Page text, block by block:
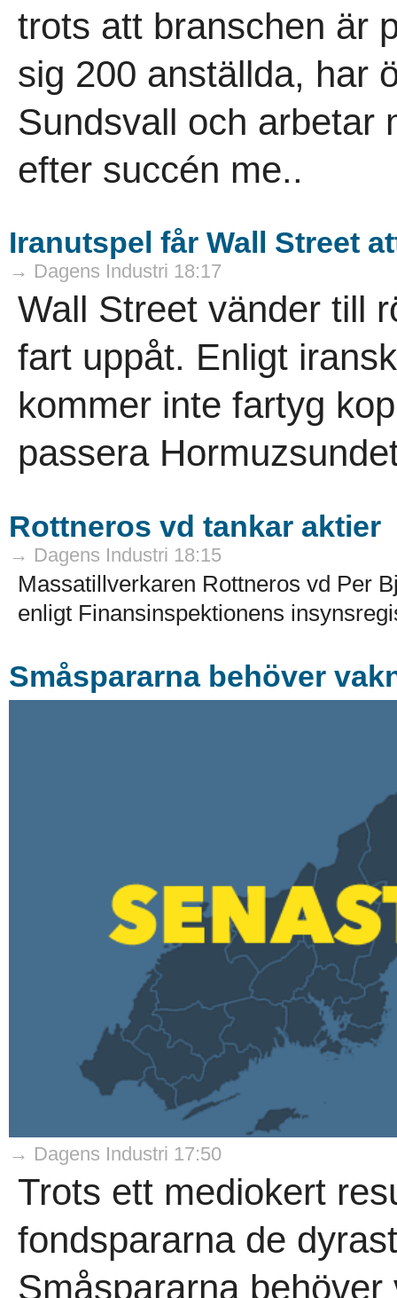
trots att branschen är
sig 200 anställda, har
Sundsvall och arbetar
efter succén me..
Iranutspel får Wall Street
→ Dagens Industri 18:17
Wall Street vänder till
fart uppåt. Enligt
kommer inte fartyg
passera
Rottneros vd tankar aktier
→ Dagens Industri 18:15
Massatillverkaren Rottneros vd Per
enligt Finansinspektionens
Småspararna behöver
→ Dagens Industri 17:50
Trots ett mediokert
fondspararna de
Småspararna